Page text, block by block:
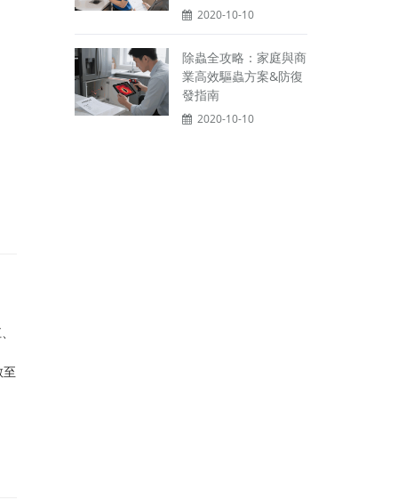
2020-10-10
除蟲全攻略：家庭與商
業高效驅蟲方案&防復
發指南
2020-10-10